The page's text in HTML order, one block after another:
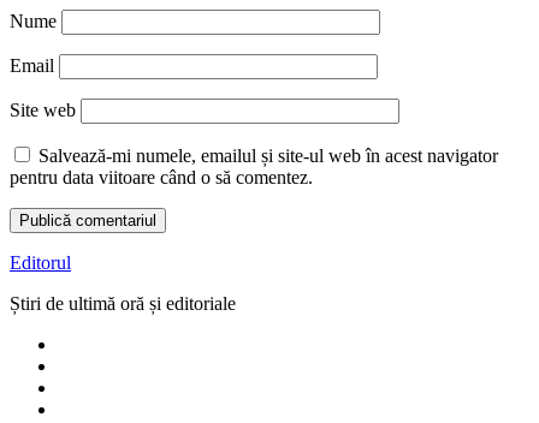
Nume
Email
Site web
Salvează-mi numele, emailul și site-ul web în acest navigator
pentru data viitoare când o să comentez.
Editorul
Știri de ultimă oră și editoriale